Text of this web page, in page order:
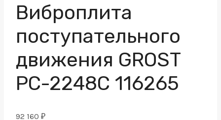
Виброплита
поступательного
движения GROST
PC-2248C 116265
92 160 ₽